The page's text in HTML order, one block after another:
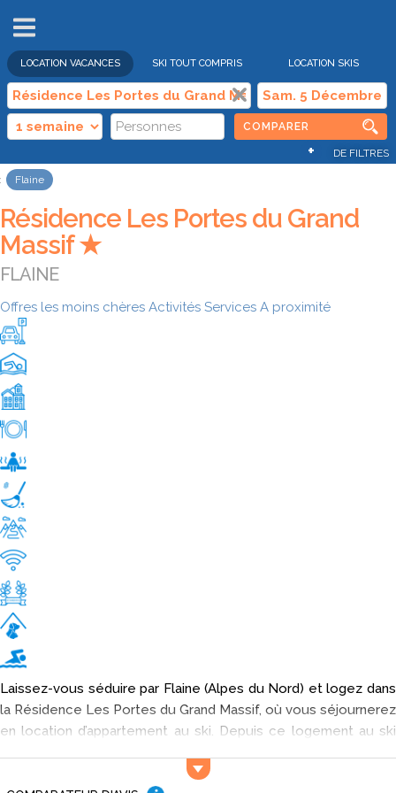
LOCATION VACANCES SKI TOUT COMPRIS LOCATION SKIS
COMPARER
+ DE FILTRES
Flaine
Résidence Les Portes du Grand
Massif ★
FLAINE
Offres les moins chères Activités Services A proximité
Laissez-vous séduire par Flaine (Alpes du Nord) et logez dans
la Résidence Les Portes du Grand Massif, où vous séjournerez
en location d’appartement au ski. Depuis ce logement au ski
région ! Vous êtes fatigués et souhaitez un peu de calme ?